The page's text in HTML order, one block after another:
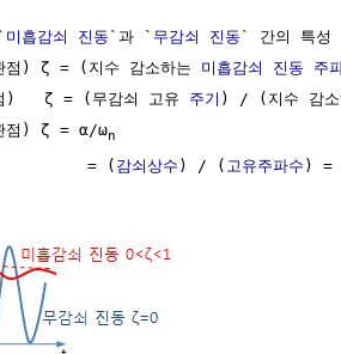
미흡감쇠 진동 `과 ` 무감쇠 진동 ` 간의 특성
점) ζ = (지수 감소하는 미흡감쇠 진동 주
)   ζ = (무감쇠 고유 주기 ) / (지수 감소
점) ζ = α/ω
n
= (
감쇠상수 ) / ( 고유주파수 ) =